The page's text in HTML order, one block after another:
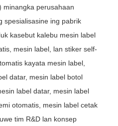
minangka perusahaan
spesialisasine ing pabrik
kasebut kalebu mesin label
mesin label, lan stiker self-
kayata mesin label,
datar, mesin label botol
label datar, mesin label
otomatis, mesin label cetak
tim R&D lan konsep